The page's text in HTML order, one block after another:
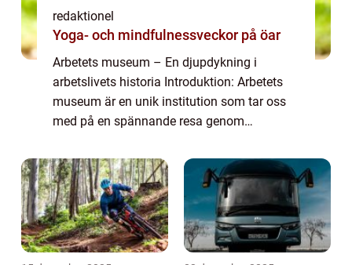
redaktionel
Yoga- och mindfulnessveckor på öar
Arbetets museum – En djupdykning i
arbetslivets historia Introduktion: Arbetets
museum är en unik institution som tar oss
med på en spännande resa genom
omfattande presentation av
arbetsplatskulturen och a...